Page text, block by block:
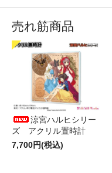
売れ筋商品
涼宮ハルヒシリー
ズ アクリル置時計
7,700円(税込)